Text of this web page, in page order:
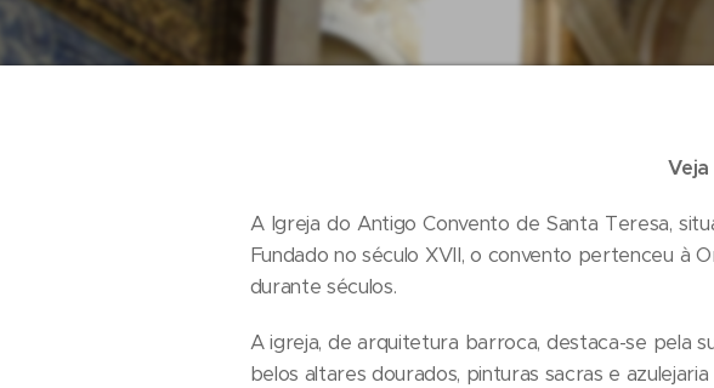
Veja
A Igreja do Antigo Convento de Santa Teresa,
Fundado no século XVII, o convento pertenceu à
durante séculos.
A igreja, de arquitetura barroca, destaca-se pela
belos altares dourados, pinturas sacras e azulejaria